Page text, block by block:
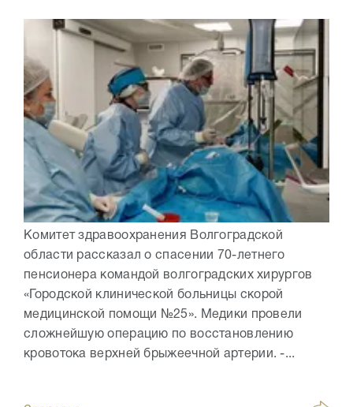
Комитет здравоохранения Волгоградской
области рассказал о спасении 70-летнего
пенсионера командой волгоградских хирургов
«Городской клинической больницы скорой
медицинской помощи №25». Медики провели
сложнейшую операцию по восстановлению
кровотока верхней брыжеечной артерии. -...